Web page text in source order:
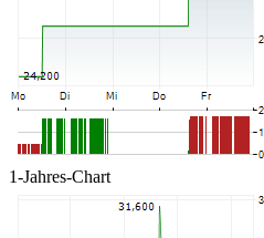
1-Jahres-Chart